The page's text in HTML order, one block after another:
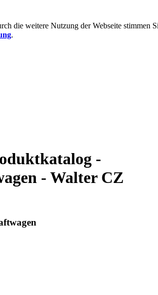
die weitere Nutzung der Webseite stimmen
.
-
- Walter CZ